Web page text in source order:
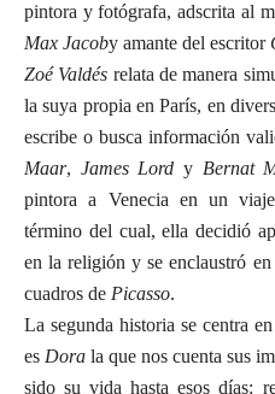
pintora y fotógrafa, adscrita al
Max Jacoby amante del escritor
Zoé Valdés relata de manera
la suya propia en París, en
escribe o busca información
Maar, James Lord y Bernat
pintora a Venecia en un
término del cual, ella decidió
en la religión y se enclaustró
cuadros de Picasso.
La segunda historia se centra
es Dora la que nos cuenta sus
sido su vida hasta esos días: